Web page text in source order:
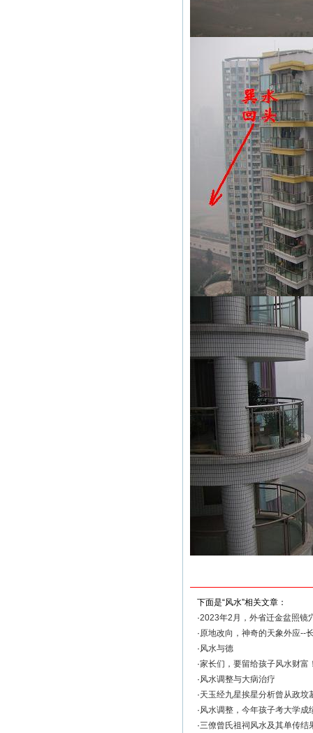
下面是“风水”相关文章：
·2023年2月，外省迁金盆照镜
·原地改向，神奇的天象外应--
·风水与德
·家长们，要留给孩子风水财富
·风水调整与大病治疗
·天玉经九星挨星分析曾从政坟
·风水调整，今年孩子考大学成
·三僚曾氏祖祠风水及其单传结